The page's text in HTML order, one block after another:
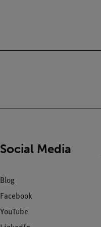
Social Media
Blog
Facebook
YouTube